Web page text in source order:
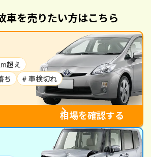
車を売りたい方はこちら
超え
ち
# 車検切れ
相場を確認する